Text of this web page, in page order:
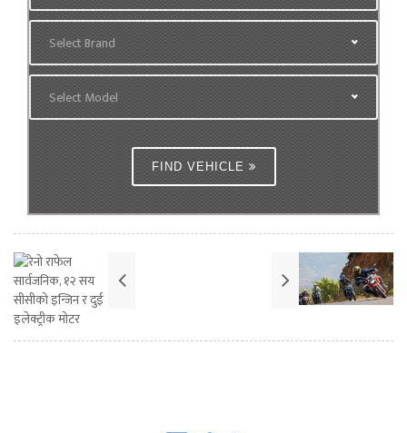
Select Brand
Select Model
FIND VEHICLE